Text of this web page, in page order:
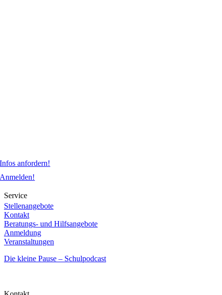
Infos anfordern!
Anmelden!
Service
Stellenangebote
Kontakt
Beratungs- und Hilfsangebote
Anmeldung
Veranstaltungen
Die kleine Pause – Schulpodcast